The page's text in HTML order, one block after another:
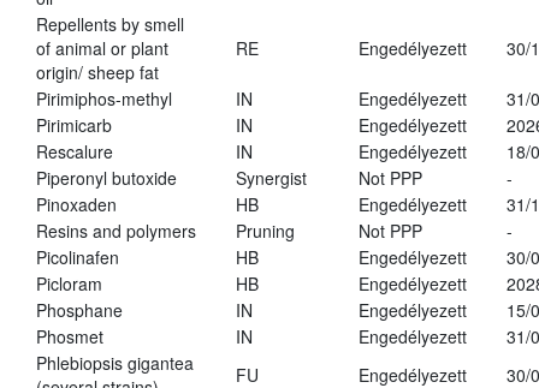
Repellents by smell
of animal or plant
origin/ sheep fat
RE Engedélyezett 30/
Pirimiphos-methyl IN Engedélyezett
31/
Pirimicarb
IN Engedélyezett
Rescalure
IN Engedélyezett
18/
Piperonyl butoxide
Synergist Not PPP
-
Pinoxaden
HB Engedélyezett
31/
Resins and polymers
Pruning Not PPP
-
Picolinafen
HB Engedélyezett
30/
Picloram
HB Engedélyezett
Phosphane
IN Engedélyezett
15/
Phosmet
IN Engedélyezett
31/
Phlebiopsis gigantea
FU Engedélyezett
30/